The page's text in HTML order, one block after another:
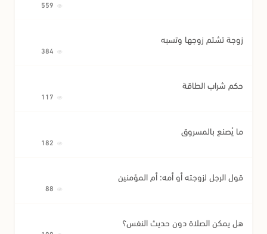
زوجة تشتم زوجها وتسبه
حكم شراب الطاقة
ما يُصنع بالمسروق
قول الرجل لزوجته أو أمه: أم المؤمنين
هل يمكن الصلاة دون حديث النفس؟